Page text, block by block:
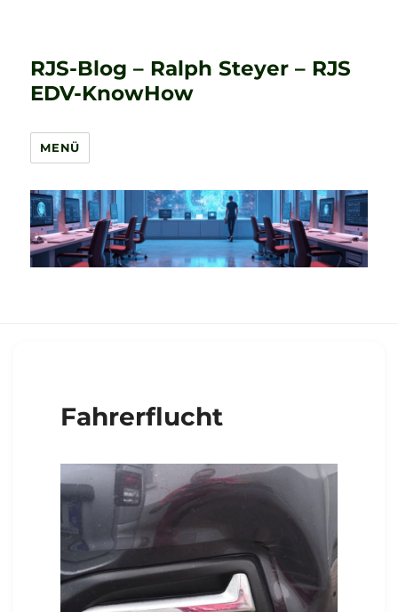
RJS-Blog – Ralph Steyer – RJS
EDV-KnowHow
MENÜ
Fahrerflucht